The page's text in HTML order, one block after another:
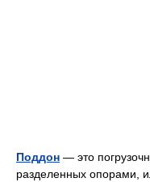
Поддон — это
разделенных опорами,